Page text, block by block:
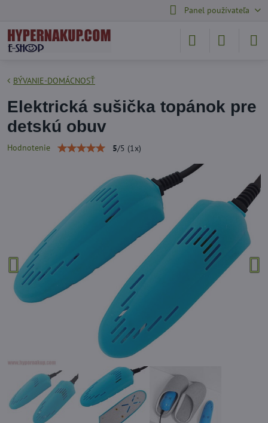
Panel používateľa
BÝVANIE-DOMÁCNOSŤ
Elektrická sušička topánok pre
detskú obuv
Hodnotenie 5/5 (1 x)